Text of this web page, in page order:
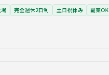
完全週休2日制 土日祝休み
副業OK